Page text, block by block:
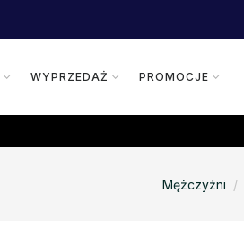
WYPRZEDAŻ PROMOCJE
Mężczyźni